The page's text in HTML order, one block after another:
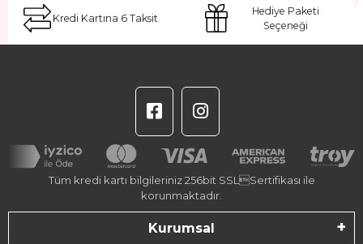
Kredi Kartına 6 Taksit
Hediye Paketi
Seçeneği
Tüm kredi kartı bilgileriniz 256bit SSLSertifikası ile
korunmaktadır.
Kurumsal